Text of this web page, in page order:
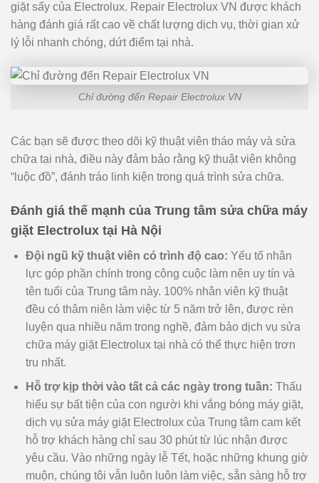
giặt sấy của Electrolux. Repair Electrolux VN được khách
hàng đánh giá rất cao về chất lượng dịch vụ, thời gian xử
lý lỗi nhanh chóng, dứt điểm tại nhà.
Chỉ đường đến Repair Electrolux VN
Các bạn sẽ được theo dõi kỹ thuật viên tháo máy và sửa
chữa tại nhà, điều này đảm bảo rằng kỹ thuật viên không
“luộc đồ”, đánh tráo linh kiện trong quá trình sửa chữa.
Đánh giá thế mạnh của Trung tâm sửa chữa máy
giặt Electrolux tại Hà Nội
Đội ngũ kỹ thuật viên có trình độ cao: Yếu tố nhân
lực góp phần chính trong công cuộc làm nên uy tín và
tên tuổi của Trung tâm này. 100% nhân viên kỹ thuật
đều có thâm niên làm việc từ 5 năm trở lên, được rèn
luyện qua nhiều năm trong nghề, đảm bảo dịch vụ sửa
chữa máy giặt Electrolux tại nhà có thể thực hiện trơn
tru nhất.
Hỗ trợ kịp thời vào tất cả các ngày trong tuần: Thấu
hiểu sự bất tiện của con người khi vắng bóng máy giặt,
dịch vụ sửa máy giặt Electrolux của Trung tâm cam kết
hỗ trợ khách hàng chỉ sau 30 phút từ lúc nhận được
yêu cầu. Vào những ngày lễ Tết, hoặc những khung giờ
muộn, chúng tôi vẫn luôn luôn làm việc, sẵn sàng hỗ trợ